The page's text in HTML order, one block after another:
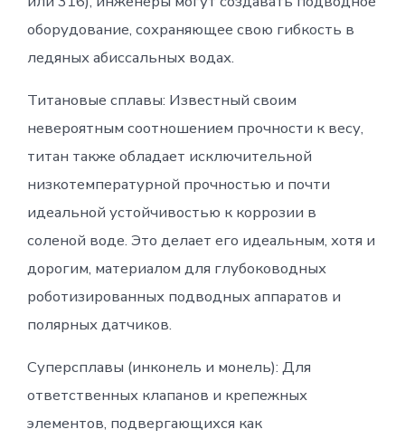
оборудование, сохраняющее свою гибкость в
ледяных абиссальных водах.
Титановые сплавы: Известный своим
невероятным соотношением прочности к весу,
титан также обладает исключительной
низкотемпературной прочностью и почти
идеальной устойчивостью к коррозии в
соленой воде. Это делает его идеальным, хотя и
дорогим, материалом для глубоководных
роботизированных подводных аппаратов и
полярных датчиков.
Суперсплавы (инконель и монель): Для
ответственных клапанов и крепежных
элементов, подвергающихся как